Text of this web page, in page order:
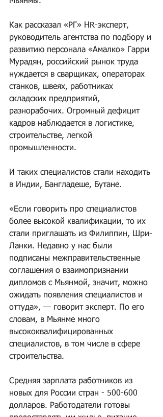
Как рассказал «РГ» HR-эксперт,
руководитель агентства по подбору и
развитию персонала «Амалко» Гарри
Мурадян, российский рынок труда
нуждается в сварщиках, операторах
станков, швеях, работниках
складских предприятий,
разнорабочих. Огромный дефицит
кадров наблюдается в логистике,
строительстве, легкой
промышленности.
И таких специалистов стали находить
в Индии, Бангладеше, Бутане.
«Если говорить про специалистов
более высокой квалификации, то их
стали приглашать из Филиппин, Шри-
Ланки. Недавно у нас были
подписаны межправительственные
соглашения о взаимопризнании
дипломов с Мьянмой, значит, можно
ожидать появления специалистов и
оттуда», — говорит эксперт. По его
словам, в Мьянме много
высококвалифицированных
специалистов, в том числе в сфере
строительства.
Средняя зарплата работников из
новых для России стран - 500-600
долларов. Работодатели готовы